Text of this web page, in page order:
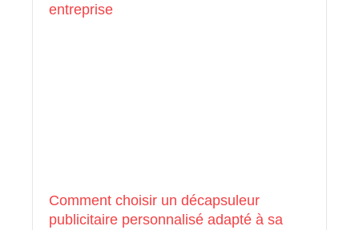
entreprise
Comment choisir un décapsuleur
publicitaire personnalisé adapté à sa